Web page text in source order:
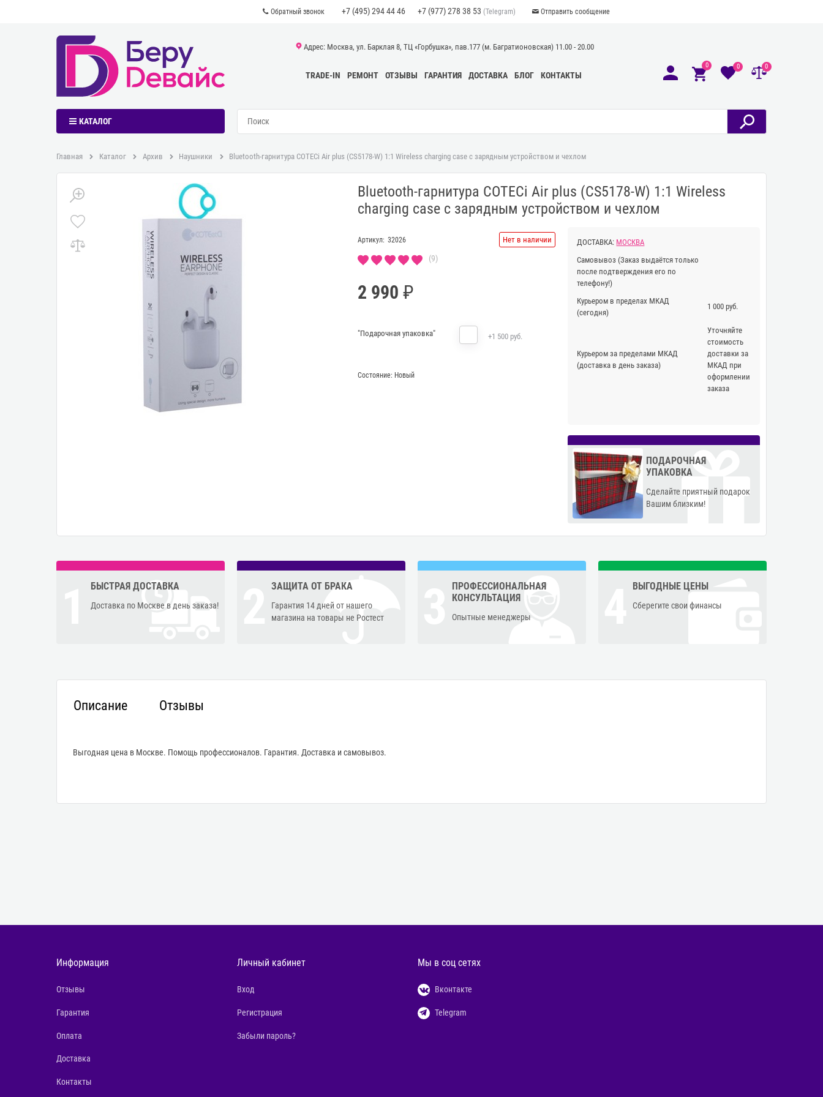
Обратный звонок +7 (495) 294 44 46 +7 (977) 278 38 53 (Telegram) Отправить сообщение
Адрес: Москва, ул. Барклая 8, ТЦ «Горбушка», пав.177 (м. Багратионовская) 11.00 - 20.00
TRADE-IN РЕМОНТ ОТЗЫВЫ ГАРАНТИЯ ДОСТАВКА БЛОГ КОНТАКТЫ
0 0 0
КАТАЛОГ
Главная Каталог Архив Наушники Bluetooth-гарнитура COTECi Air plus (CS5178-W) 1:1 Wireless charging case с зарядным устройством и чехлом
Bluetooth-гарнитура COTECi Air plus (CS5178-W) 1:1 Wireless
charging case с зарядным устройством и чехлом
Артикул: 32026 Нет в наличии
(9)
2 990
"Подарочная упаковка" +1 500 руб.
Состояние: Новый
ДОСТАВКА: МОСКВА
Самовывоз (Заказ выдаётся только
после подтверждения его по
телефону!)
Курьером в пределах МКАД
(сегодня)
1 000 руб.
Курьером за пределами МКАД
(доставка в день заказа)
Уточняйте
стоимость
доставки за
МКАД при
оформлении
заказа
ПОДАРОЧНАЯ
УПАКОВКА
Сделайте приятный подарок
Вашим близким!
БЫСТРАЯ ДОСТАВКА
Доставка по Москве в день заказа!
ЗАЩИТА ОТ БРАКА
Гарантия 14 дней от нашего
магазина на товары не Ростест
ПРОФЕССИОНАЛЬНАЯ
КОНСУЛЬТАЦИЯ
Опытные менеджеры
ВЫГОДНЫЕ ЦЕНЫ
Сберегите свои финансы
Описание Отзывы
Выгодная цена в Москве. Помощь профессионалов. Гарантия. Доставка и самовывоз.
Информация
Отзывы
Гарантия
Оплата
Доставка
Контакты
Личный кабинет
Вход
Регистрация
Забыли пароль?
Мы в соц сетях
Вконтакте
Telegram